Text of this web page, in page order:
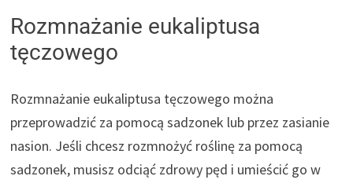
Rozmnażanie eukaliptusa
tęczowego
Rozmnażanie eukaliptusa tęczowego można
przeprowadzić za pomocą sadzonek lub przez zasianie
nasion. Jeśli chcesz rozmnożyć roślinę za pomocą
sadzonek, musisz odciąć zdrowy pęd i umieścić go w